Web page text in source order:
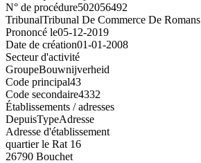
N° de procédure502056492
TribunalTribunal De Commerce De Romans
Prononcé le05-12-2019
Date de création01-01-2008
Secteur d'activité
GroupeBouwnijverheid
Code principal43
Code secondaire4332
Établissements / adresses
DepuisTypeAdresse
Adresse d'établissement
quartier le Rat 16
26790 Bouchet